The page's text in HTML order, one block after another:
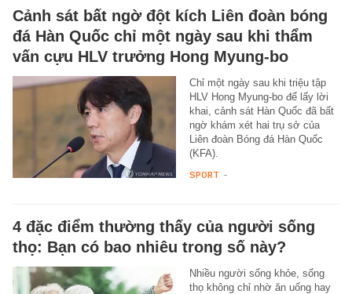
Cảnh sát bất ngờ đột kích Liên đoàn bóng
đá Hàn Quốc chỉ một ngày sau khi thẩm
vấn cựu HLV trưởng Hong Myung-bo
Chỉ một ngày sau khi triệu tập
HLV Hong Myung-bo để lấy lời
khai, cảnh sát Hàn Quốc đã bất
ngờ khám xét hai trụ sở của
Liên đoàn Bóng đá Hàn Quốc
(KFA).
SPORT -
4 đặc điểm thường thấy của người sống
thọ: Bạn có bao nhiêu trong số này?
Nhiều người sống khỏe, sống
thọ không chỉ nhờ ăn uống hay